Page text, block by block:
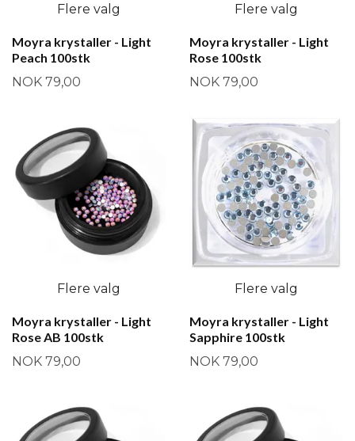
Flere valg
Moyra krystaller - Light
Peach 100stk
NOK 79,00
Flere valg
Moyra krystaller - Light
Rose 100stk
NOK 79,00
Flere valg
Moyra krystaller - Light
Rose AB 100stk
NOK 79,00
Flere valg
Moyra krystaller - Light
Sapphire 100stk
NOK 79,00